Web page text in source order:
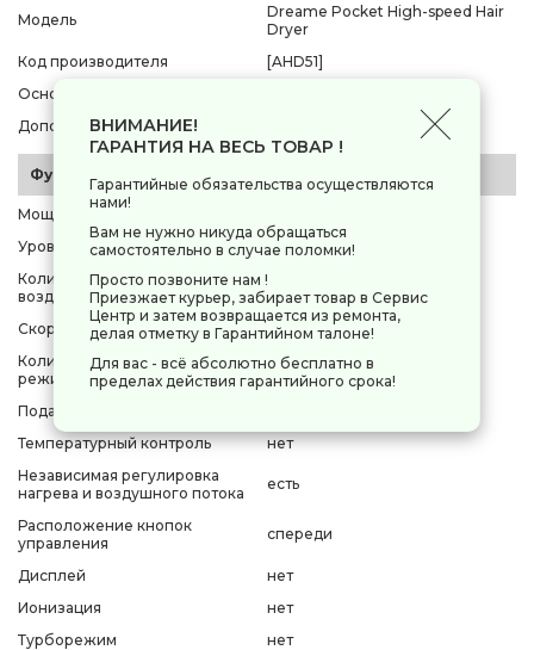
Модель
Dreame Pocket High-speed Hair
Dryer
Код производителя
[AHD51]
Основной цвет
Дополнительный цвет
Функции и управление
Мощность
Уровень шума
57.9 дБ
Количество скоростей
воздушного потока
Скорость воздушного потока
252 км/ч
Количество температурных
режимов
4
Подача холодного воздуха
Температурный контроль
нет
Независимая регулировка
нагрева и воздушного потока
есть
Расположение кнопок
управления
спереди
Дисплей
нет
Ионизация
нет
Турборежим
нет
ВНИМАНИЕ!
ГАРАНТИЯ НА ВЕСЬ ТОВАР !
Гарантийные обязательства осуществляются
нами!
Вам не нужно никуда обращаться
самостоятельно в случае поломки!
Просто позвоните нам !
Приезжает курьер, забирает товар в Сервис
Центр и затем возвращается из ремонта,
делая отметку в Гарантийном талоне!
Для вас - всё абсолютно бесплатно в
пределах действия гарантийного срока!